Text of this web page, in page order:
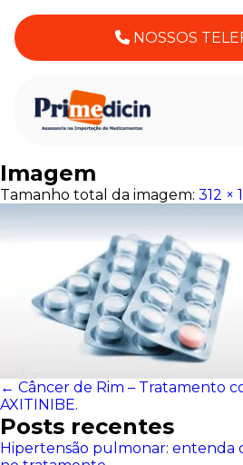
NOSSOS
Imagem
Tamanho total da imagem: 312 ×
← Câncer de Rim – Tratamento
AXITINIBE.
Posts recentes
Hipertensão pulmonar: entenda